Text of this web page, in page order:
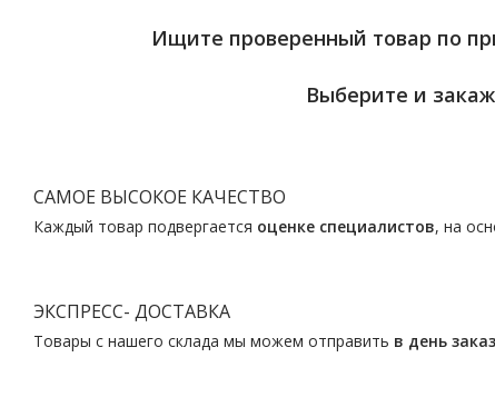
Ищите проверенный товар по
Выберите и
САМОЕ ВЫСОКОЕ КАЧЕСТВО
Каждый товар подвергается оценке специалистов, на
ЭКСПРЕСС- ДОСТАВКА
Товары с нашего склада мы можем отправить в день